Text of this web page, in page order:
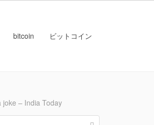
bitcoin ビットコイン
joke – India Today